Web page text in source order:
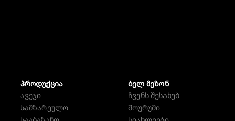
ᲞᲠᲝᲓᲣᲥᲪᲘᲐ
ავეჯი
სამზარეულო
ᲑᲔᲚ ᲛᲔᲖᲝᲜ
ჩვენს შესახებ
შოურუმი